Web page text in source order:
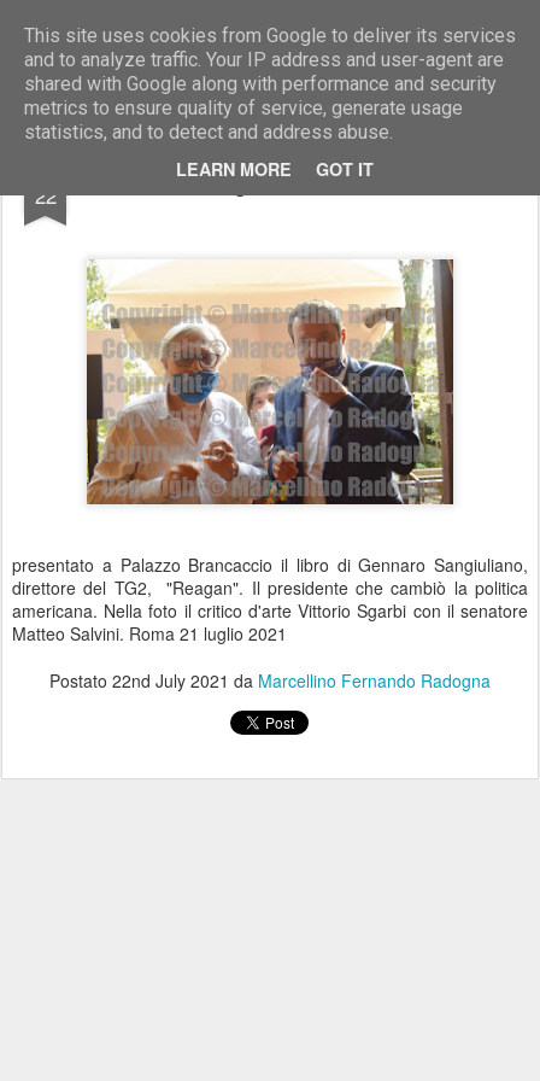
This site uses cookies from Google to deliver its services
and to analyze traffic. Your IP address and user-agent are
shared with Google along with performance and security
metrics to ensure quality of service, generate usage
statistics, and to detect and address abuse.
LEARN MORE GOT IT
Marcellino Radogna - Fotonotizie per la stampa
22 Vittorio Sgarbi e Matteo Salvini
presentato a Palazzo Brancaccio il libro di Gennaro Sangiuliano,
direttore del TG2, "Reagan". Il presidente che cambiò la politica
americana. Nella foto il critico d'arte Vittorio Sgarbi con il senatore
Matteo Salvini. Roma 21 luglio 2021
Postato 22nd July 2021 da Marcellino Fernando Radogna